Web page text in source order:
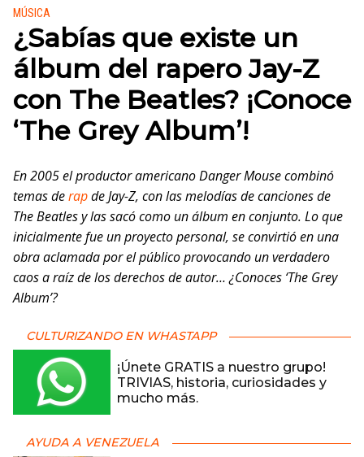
Publicado en:
MÚSICA
¿Sabías que existe un
álbum del rapero Jay-Z
con The Beatles? ¡Conoce
‘The Grey Album’!
En 2005 el productor americano Danger Mouse combinó
temas derapde Jay-Z, con las melodías de canciones de
The Beatles y las sacó como un álbum en conjunto. Lo que
inicialmente fue un proyecto personal, se convirtió en una
obra aclamada por el público provocando un verdadero
caos a raíz de los derechos de autor… ¿Conoces ‘The Grey
Album’?
CULTURIZANDO EN WHASTAPP
¡Únete GRATIS a nuestro grupo!
TRIVIAS, historia, curiosidades y
mucho más.
AYUDA A VENEZUELA